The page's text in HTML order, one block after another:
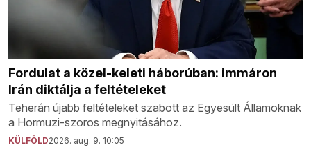
Fordulat a közel-keleti háborúban: immáron
Irán diktálja a feltételeket
Teherán újabb feltételeket szabott az Egyesült Államoknak
a Hormuzi-szoros megnyitásához.
KÜLFÖLD2026. aug. 9. 10:05